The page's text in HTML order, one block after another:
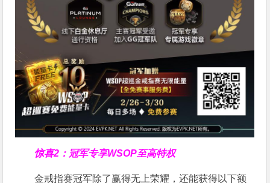
惊喜2：冠军专享WSOP至高特权
金戒指赛冠军除了赢得无上荣耀，还能获得以下额